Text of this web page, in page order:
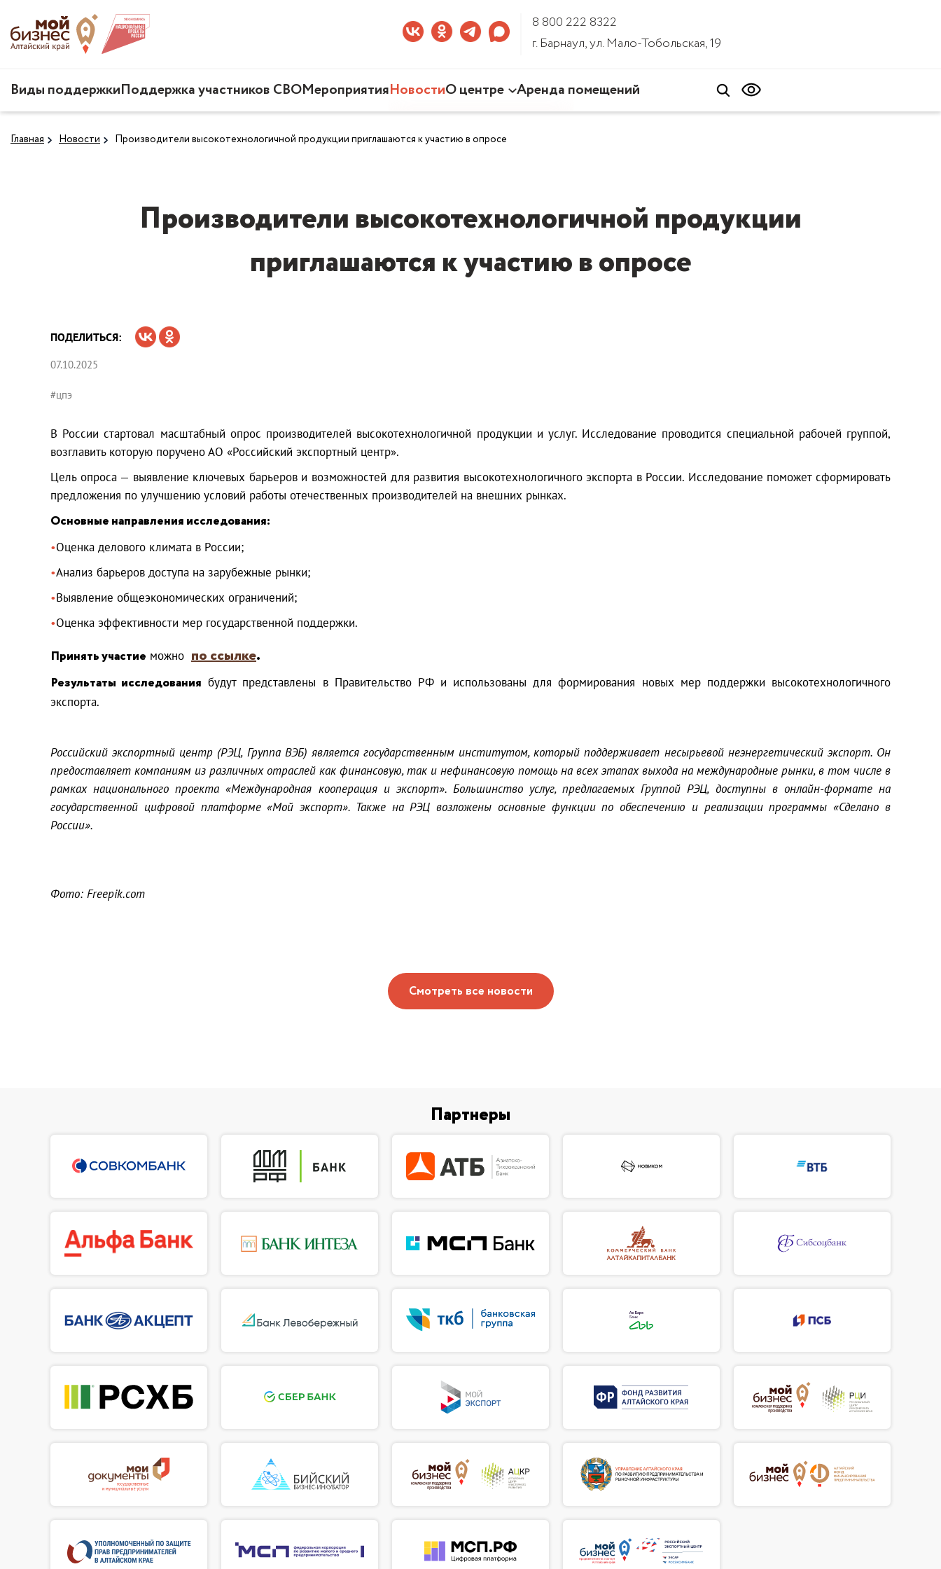
8 800 222 8322
г. Барнаул, ул. Мало-Тобольская, 19
Виды поддержкиПоддержка участников СВОМероприятияНовостиО центре
Команда Центра
Аренда помещений
Главная Новости Производители высокотехнологичной продукции приглашаются к участию в опросе
Производители высокотехнологичной продукции
приглашаются к участию в опросе
ПОДЕЛИТЬСЯ:
07.10.2025
#цпэ
В России стартовал масштабный опрос производителей высокотехнологичной продукции и услуг. Исследование проводится специальной рабочей группой,
возглавить которую поручено АО «Российский экспортный центр».
Цель опроса — выявление ключевых барьеров и возможностей для развития высокотехнологичного экспорта в России. Исследование поможет сформировать
предложения по улучшению условий работы отечественных производителей на внешних рынках.
Основные направления исследования:
Оценка делового климата в России;
Анализ барьеров доступа на зарубежные рынки;
Выявление общеэкономических ограничений;
Оценка эффективности мер государственной поддержки.
Принять участие можно по ссылке.
Результаты исследования будут представлены в Правительство РФ и использованы для формирования новых мер поддержки высокотехнологичного
экспорта.
Российский экспортный центр (РЭЦ, Группа ВЭБ) является государственным институтом, который поддерживает несырьевой неэнергетический экспорт. Он
предоставляет компаниям из различных отраслей как финансовую, так и нефинансовую помощь на всех этапах выхода на международные рынки, в том числе в
рамках национального проекта «Международная кооперация и экспорт». Большинство услуг, предлагаемых Группой РЭЦ, доступны в онлайн-формате на
государственной цифровой платформе «Мой экспорт». Также на РЭЦ возложены основные функции по обеспечению и реализации программы «Сделано в
России».
Фото: Freepik.com
Смотреть все новости
Партнеры